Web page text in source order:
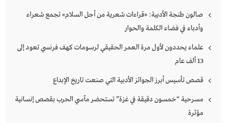
صالون طنجة الأدبية: «قراءات شعرية من أجل السلام» تجمع شعراء
وأدباء في فضاء الكلمة والحوار
علماء يحددون لأول مرة العمر الحقيقي لرسومات كهف فرنسي تعود إلى
13 ألف عام
قصص تأسيس أبرز الجوائز الأدبية التي صنعت تاريخ الإبداع
مسرحية “خمسون دقيقة في غزة” تستحضر مآسي الحرب بقصص إنسانية
مؤثرة